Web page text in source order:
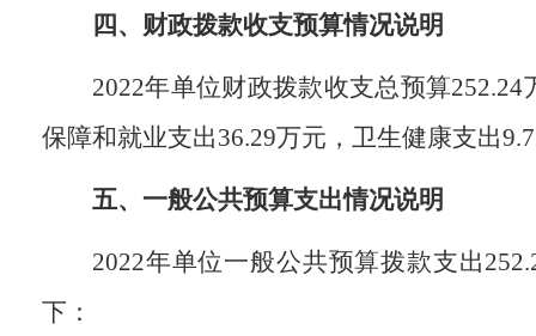
四、财政拨款收支预算情况说明
2022年单位财政拨款收支总预算252.24
保障和就业支出36.29万元，卫生健康支出
五、一般公共预算支出情况说明
2022年单位一般公共预算拨款支出
下：